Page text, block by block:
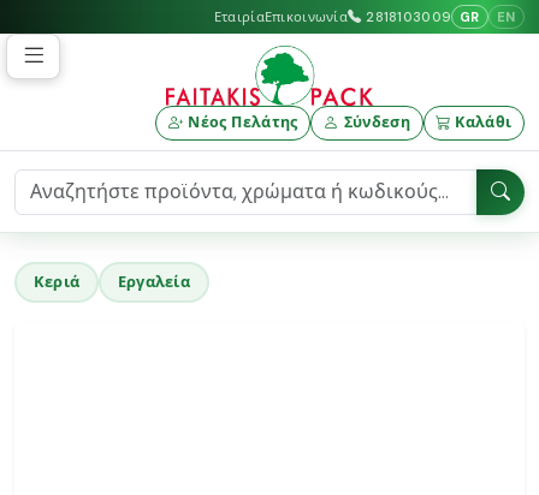
ΕταιρίαΕπικοινωνία 2818103009 GR EN
Νέος Πελάτης Σύνδεση Καλάθι
Κεριά Εργαλεία